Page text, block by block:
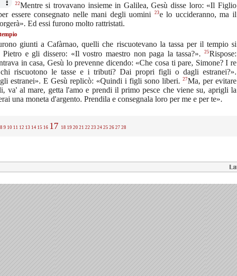
22Mentre si trovavano insieme in Galilea, Gesù disse loro: «Il Figlio
essere consegnato nelle mani degli uomini
23e lo uccideranno, ma il
Ed essi furono molto rattristati.
giunti a Cafàrnao, quelli che riscuotevano la tassa per il tempio si
e gli dissero: «Il vostro maestro non paga la tassa?».
25Rispose:
in casa, Gesù lo prevenne dicendo: «Che cosa ti pare, Simone? I re
riscuotono le tasse e i tributi? Dai propri figli o dagli estranei?».
estranei». E Gesù replicò: «Quindi i figli sono liberi. 27Ma, per evitare
va' al mare, getta l'amo e prendi il primo pesce che viene su, aprigli la
una moneta d'argento. Prendila e consegnala loro per me e per te».
8 9 10 11 12 13 14 15 16 17 18 19 20 21 22 23 24 25 26 27 28